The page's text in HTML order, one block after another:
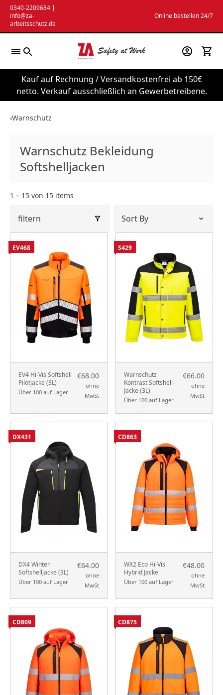
Zum
Inhalt
springen
0340-2209684 |
info@za-
arbeitsschutz.de
Online bestellen 24/7
Kauf auf Rechnung / Versandkostenfrei ab 150€
netto. Verkauf ausschließlich an Gewerbetreibene.
‹Warnschutz
Warnschutz Bekleidung
Softshelljacken
1 – 15 von 15 items
filtern
EV4 Hi-Vis Softshell
Pilotjacke (3L)
Über 100 auf Lager
€68.00
ohne
MwSt
EV468
Warnschutz
Kontrast Softshell-
Jacke (3L)
Über 100 auf Lager
€66.00
ohne
MwSt
S429
DX4 Winter
Softshelljacke (3L)
Über 100 auf Lager
€64.00
ohne
MwSt
DX431
WX2 Eco Hi-Vis
Hybrid Jacke
Über 100 auf Lager
€48.00
ohne
MwSt
CD863
CD809 CD875